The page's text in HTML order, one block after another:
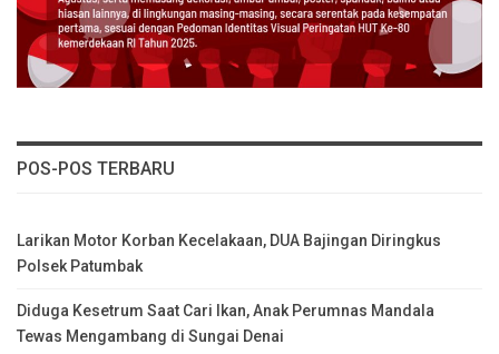
POS-POS TERBARU
Larikan Motor Korban Kecelakaan, DUA Bajingan Diringkus
Polsek Patumbak
Diduga Kesetrum Saat Cari Ikan, Anak Perumnas Mandala
Tewas Mengambang di Sungai Denai